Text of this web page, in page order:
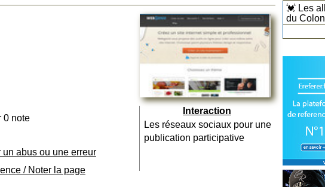
💓 Les
du
0 note
abus ou une erreur
/ Noter la page
Interaction
Les réseaux sociaux pour une
publication participative